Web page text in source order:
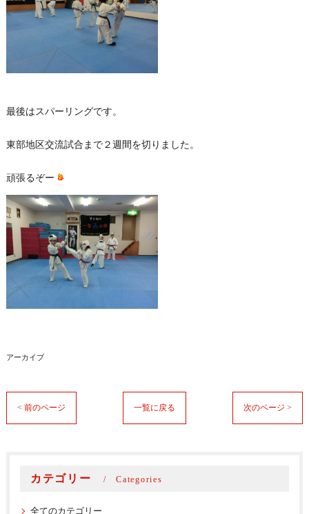
最後はスパーリングです。
東部地区交流試合まで２週間を切りました。
頑張るぞー
アーカイブ
< 前のページ 一覧に戻る 次のページ >
カテゴリー Categories
全てのカテゴリー